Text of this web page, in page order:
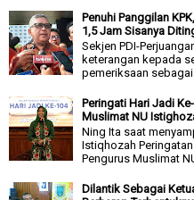
Penuhi Panggilan
1,5 Jam Sisanya
Sekjen PDI-
keterangan kepada
pemeriksaan
Peringati Hari Jadi
Muslimat NU
Ning Ita saat
Istiqhozah
Pengurus Muslimat
Dilantik Sebagai